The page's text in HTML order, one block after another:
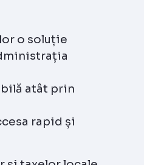
o soluție
atât prin
rapid și